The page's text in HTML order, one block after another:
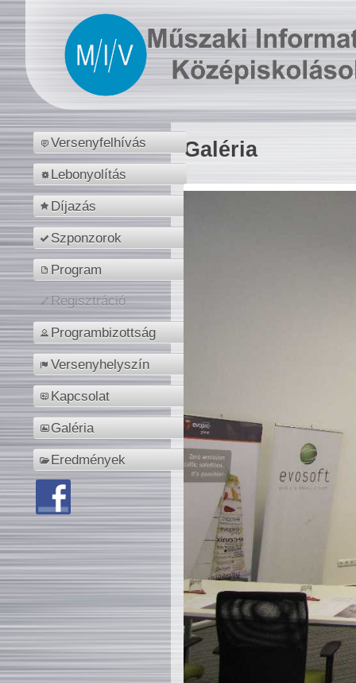
Versenyfelhívás
Lebonyolítás
Díjazás
Szponzorok
Program
Regisztráció
Programbizottság
Versenyhelyszín
Kapcsolat
Galéria
Eredmények
Galéria